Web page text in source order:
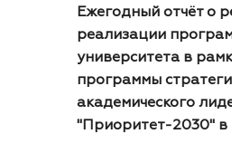
Ежегодный отчёт о
реализации
университета в
программы
академического
"Приоритет-2030" в